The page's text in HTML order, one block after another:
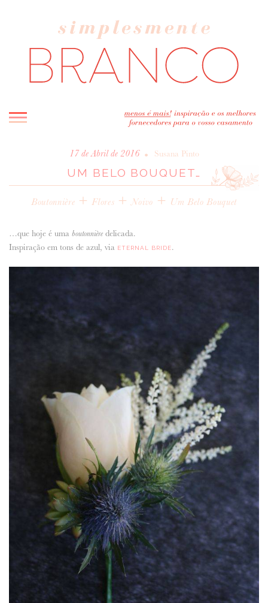
INICIO
BLOG
CASAVA-ME AQUI!
FORNECEDORES RECOMENDADOS
17 de Abril de 2016 • Susana Pinto
UM BELO BOUQUET…
Boutonnière +Flores + Noivo + Um Belo Bouquet
…que hoje é uma boutonnière delicada.
Inspiração em tons de azul, via
ETERNAL BRIDE.